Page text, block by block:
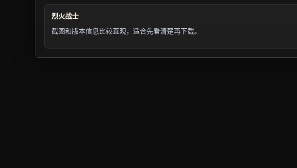
烈火战士
截图和版本信息比较直观，适合先看清楚再下载。